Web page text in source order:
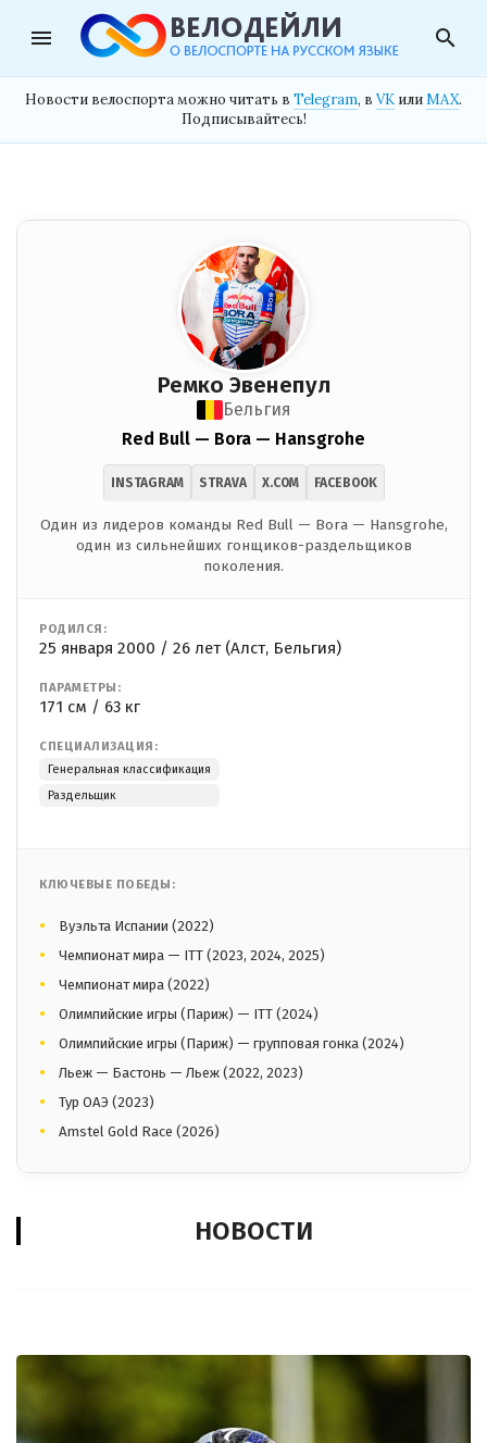
menu search
Новости велоспорта можно читать в Telegram, в VK илиMAX.
Подписывайтесь!
Ремко Эвенепул
Бельгия
Red Bull — Bora — Hansgrohe
INSTAGRAM STRAVA X.COM FACEBOOK
Один из лидеров команды Red Bull — Bora — Hansgrohe,
один из сильнейших гонщиков-раздельщиков
поколения.
РОДИЛСЯ:
25 января 2000 / 26 лет (Алст, Бельгия)
ПАРАМЕТРЫ:
171 см / 63 кг
СПЕЦИАЛИЗАЦИЯ:
Генеральная классификация
Раздельщик
КЛЮЧЕВЫЕ ПОБЕДЫ:
Вуэльта Испании (2022)
Чемпионат мира — ITT (2023, 2024, 2025)
Чемпионат мира (2022)
Олимпийские игры (Париж) — ITT (2024)
Олимпийские игры (Париж) — групповая гонка (2024)
Льеж — Бастонь — Льеж (2022, 2023)
Тур ОАЭ (2023)
Amstel Gold Race (2026)
НОВОСТИ